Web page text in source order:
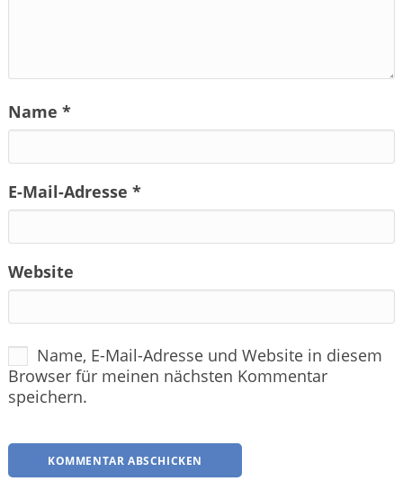
Name *
E-Mail-Adresse *
Website
Name, E-Mail-Adresse und Website in diesem
Browser für meinen nächsten Kommentar
speichern.